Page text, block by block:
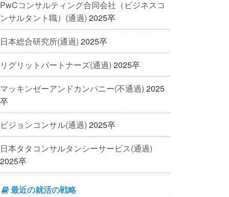
PwCコンサルティング合同会社（ビジネスコ
ンサルタント職）(通過) 2025卒
日本総合研究所(通過) 2025卒
リグリットパートナーズ(通過) 2025卒
マッキンゼーアンドカンパニー(不通過) 2025
卒
ビジョンコンサル(通過) 2025卒
日本タタコンサルタンシーサービス(通過)
2025卒
最近の就活の戦略